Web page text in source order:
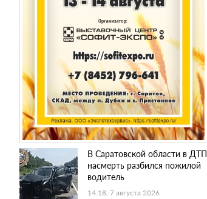
В Саратовской области в ДТП
насмерть разбился пожилой
водитель
14:18, 7 августа 2026